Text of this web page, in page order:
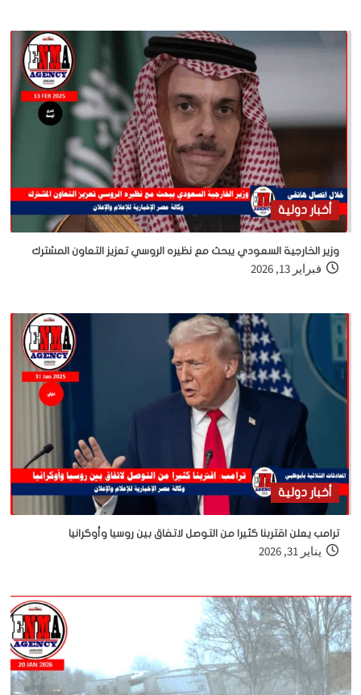
أخبار دولية
وزير الخارجية السعودي يبحث مع نظيره الروسي تعزيز التعاون المشترك
فبراير 13, 2026
أخبار دولية
ترامب يعلن اقتربنا كثيرا من التوصل لاتفاق بين روسيا وأوكرانيا
يناير 31, 2026